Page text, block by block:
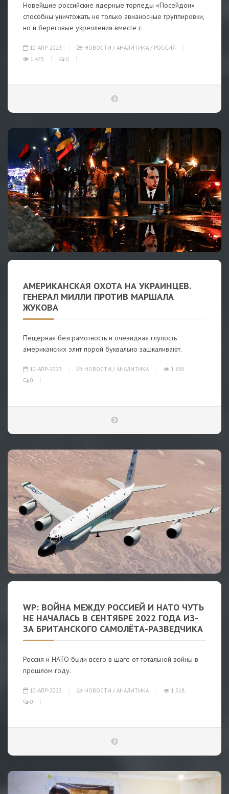
Новейшие российские ядерные торпеды «Посейдон»
способны уничтожать не только авианосные группировки,
но и береговые укрепления вместе с
10-АПР-2023 НОВОСТИ / АНАЛИТИКА / РОССИЯ
1 475
0
АМЕРИКАНСКАЯ ОХОТА НА УКРАИНЦЕВ.
ГЕНЕРАЛ МИЛЛИ ПРОТИВ МАРШАЛА
ЖУКОВА
Пещерная безграмотность и очевидная глупость
американских элит порой буквально зашкаливают.
10-АПР-2023 НОВОСТИ / АНАЛИТИКА
1 650
0
WP: ВОЙНА МЕЖДУ РОССИЕЙ И НАТО ЧУТЬ
НЕ НАЧАЛАСЬ В СЕНТЯБРЕ 2022 ГОДА ИЗ-
ЗА БРИТАНСКОГО САМОЛЁТА-РАЗВЕДЧИКА
Россия и НАТО были всего в шаге от тотальной войны в
прошлом году.
10-АПР-2023 НОВОСТИ / АНАЛИТИКА
1 518
0